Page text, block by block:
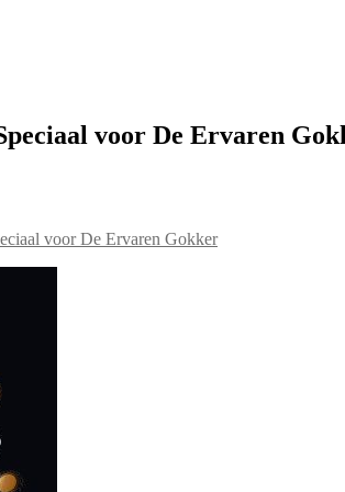
voor De Ervaren
voor De Ervaren Gokker